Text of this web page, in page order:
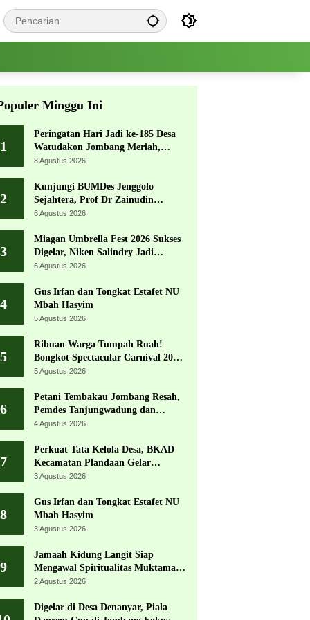
Minggu Ini
1
Peringatan Hari Jadi ke-185 Desa
Watudakon Jombang Meriah,
Warga Tumpek Blek Padati
8 Agustus 2026
2
Kunjungi BUMDes Jenggolo
Sejahtera, Prof Dr Zainudin
Maliki: Kita Wujudkan
Potensi Desa
6 Agustus 2026
3
Miagan Umbrella Fest 2026 Sukses
Digelar, Niken Salindry Jadi
Magnet Ribuan Pengunjung
6 Agustus 2026
4
Gus Irfan dan Tongkat Estafet NU
Mbah Hasyim
5 Agustus 2026
5
Ribuan Warga Tumpah Ruah!
Bongkot Spectacular Carnival 2026
Jadi Pesta Kemerdekaan Terbesar
5 Agustus 2026
6
Petani Tembakau Jombang Resah,
Pemdes Tanjungwadung dan
Disperta Bergerak Cepat
4 Agustus 2026
7
Perkuat Tata Kelola Desa, BKAD
Kecamatan Plandaan Gelar
Pelatihan Aparatur Pemdes
3 Agustus 2026
8
Gus Irfan dan Tongkat Estafet NU
Mbah Hasyim
3 Agustus 2026
9
Jamaah Kidung Langit Siap
Mengawal Spiritualitas Muktamar
NU
2 Agustus 2026
Digelar di Desa Denanyar, Piala